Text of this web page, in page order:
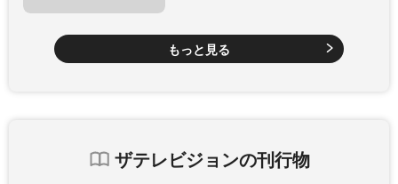
もっと見る
ザテレビジョンの刊行物